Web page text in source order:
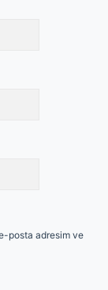
posta adresim ve